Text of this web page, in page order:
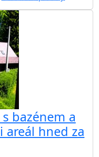
bazénem a
areál hned za